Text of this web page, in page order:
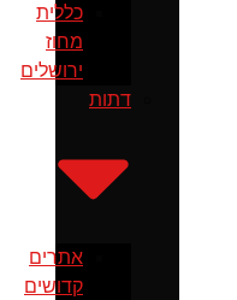
כללית
מחוז
ירושלים
דתות
אתרים
קדושים